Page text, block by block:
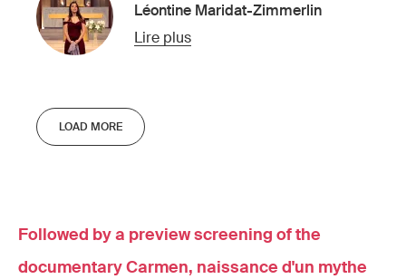
Léontine Maridat-Zimmerlin
Lire plus
LOAD MORE
Followed by a preview screening of the
documentary Carmen, naissance d'un mythe